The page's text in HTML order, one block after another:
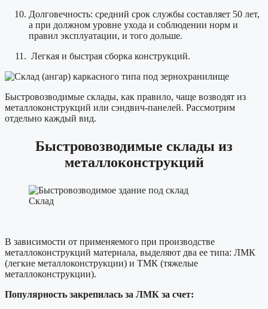
Долговечность: средний срок службы составляет 50 лет,
а при должном уровне ухода и соблюдении норм и
правил эксплуатации, и того дольше.
Легкая и быстрая сборка конструкций.
Быстровозводимые склады, как правило, чаще возводят из
металлоконструкций или сэндвич-панелей. Рассмотрим
отдельно каждый вид.
Быстровозводимые склады из
металлоконструкций
Склад
В зависимости от применяемого при производстве
металлоконструкций материала, выделяют два ее типа: ЛМК
(легкие металлоконструкции) и ТМК (тяжелые
металлоконструкции).
Популярность закрепилась за ЛМК за счет: